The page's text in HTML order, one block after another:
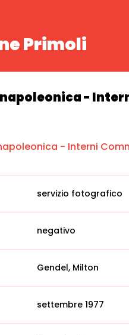
Primoli
-
- Interni
servizio fotografico
negativo
Gendel, Milton
settembre 1977